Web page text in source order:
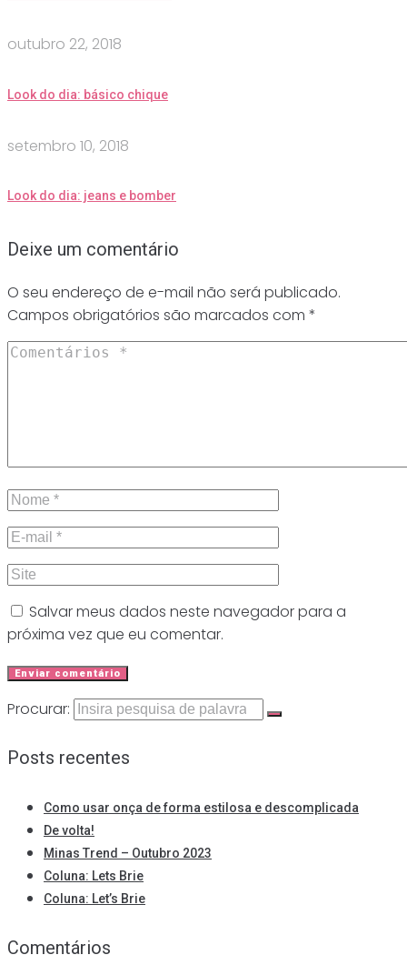
outubro 22, 2018
Look do dia: básico chique
setembro 10, 2018
Look do dia: jeans e bomber
Deixe um comentário
O seu endereço de e-mail não será publicado.
Campos obrigatórios são marcados com *
Salvar meus dados neste navegador para a
próxima vez que eu comentar.
Procurar:
Posts recentes
Como usar onça de forma estilosa e descomplicada
De volta!
Minas Trend – Outubro 2023
Coluna: Lets Brie
Coluna: Let’s Brie
Comentários